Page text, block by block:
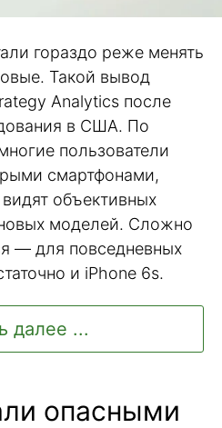
гораздо реже менять
Такой вывод
Analytics после
в США. По
пользователи
смартфонами,
объективных
моделей. Сложно
— для повседневных
и iPhone 6s.
далее ...
опасными